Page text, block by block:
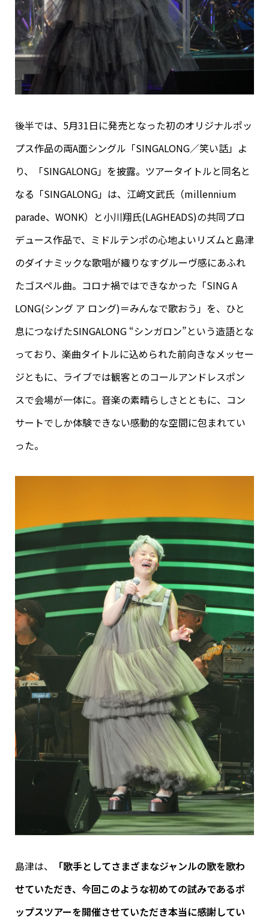
後半では、5月31日に発売となった初のオリジナルポッ
プス作品の両A面シングル「SINGALONG／笑い話」よ
り、「SINGALONG」を披露。ツアータイトルと同名と
なる「SINGALONG」は、江﨑文武氏（millennium
parade、WONK）と小川翔氏(LAGHEADS)の共同プロ
デュース作品で、ミドルテンポの心地よいリズムと島津
のダイナミックな歌唱が織りなすグルーヴ感にあふれ
たゴスペル曲。コロナ禍ではできなかった「SING A
LONG(シング ア ロング)＝みんなで歌おう」を、ひと
息につなげたSINGALONG “シンガロン”という造語とな
っており、楽曲タイトルに込められた前向きなメッセー
ジともに、ライブでは観客とのコールアンドレスポン
スで会場が一体に。音楽の素晴らしさとともに、コン
サートでしか体験できない感動的な空間に包まれてい
った。
島津は、
「歌手としてさまざまなジャンルの歌を歌わ
せていただき、今回このような初めての試みであるポ
ップスツアーを開催させていただき本当に感謝してい